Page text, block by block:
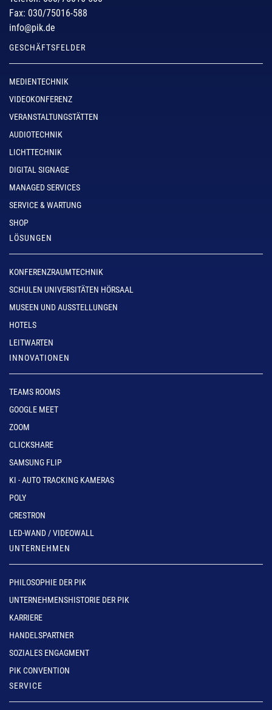
Fax: 030/75016-588
info@pik.de
GESCHÄFTSFELDER
MEDIENTECHNIK
VIDEOKONFERENZ
VERANSTALTUNGSTÄTTEN
AUDIOTECHNIK
LICHTTECHNIK
DIGITAL SIGNAGE
MANAGED SERVICES
SERVICE & WARTUNG
SHOP
LÖSUNGEN
KONFERENZRAUMTECHNIK
SCHULEN UNIVERSITÄTEN HÖRSAAL
MUSEEN UND AUSSTELLUNGEN
HOTELS
LEITWARTEN
INNOVATIONEN
TEAMS ROOMS
GOOGLE MEET
ZOOM
CLICKSHARE
SAMSUNG FLIP
KI - AUTO TRACKING KAMERAS
POLY
CRESTRON
LED-WAND / VIDEOWALL
UNTERNEHMEN
PHILOSOPHIE DER PIK
UNTERNEHMENSHISTORIE DER PIK
KARRIERE
HANDELSPARTNER
SOZIALES ENGAGMENT
PIK CONVENTION
SERVICE